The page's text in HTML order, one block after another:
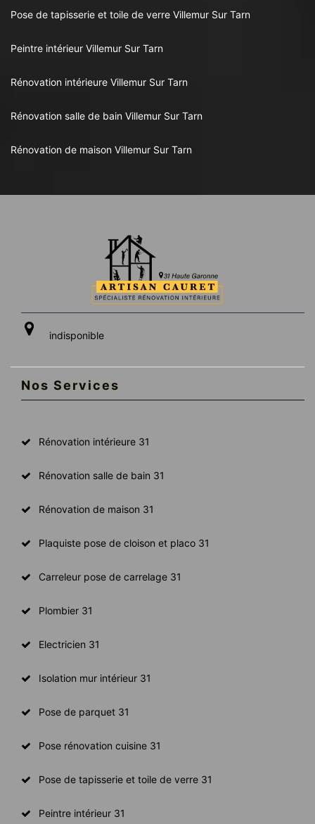
Pose de tapisserie et toile de verre Villemur Sur Tarn
Peintre intérieur Villemur Sur Tarn
Rénovation intérieure Villemur Sur Tarn
Rénovation salle de bain Villemur Sur Tarn
Rénovation de maison Villemur Sur Tarn
indisponible
Nos Services
Rénovation intérieure 31
Rénovation salle de bain 31
Rénovation de maison 31
Plaquiste pose de cloison et placo 31
Carreleur pose de carrelage 31
Plombier 31
Electricien 31
Isolation mur intérieur 31
Pose de parquet 31
Pose rénovation cuisine 31
Pose de tapisserie et toile de verre 31
Peintre intérieur 31